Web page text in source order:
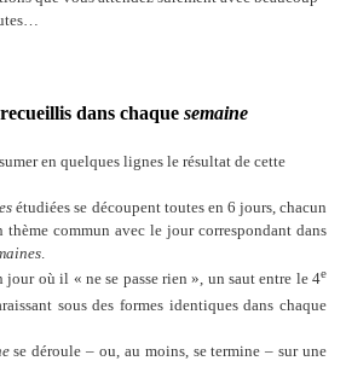
dans chaque semaine
en quelques lignes le résultat de cette
étudiées se découpent toutes en 6 jours, chacun
thème commun avec le jour correspondant dans
.
jour où il « ne se passe rien », un saut entre le 4e
sous des formes identiques dans chaque
se déroule – ou, au moins, se termine – sur une